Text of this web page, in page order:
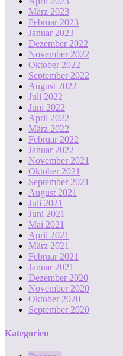
März 2023
Februar 2023
Januar 2023
Dezember 2022
November 2022
Oktober 2022
September 2022
August 2022
Juli 2022
Juni 2022
April 2022
März 2022
Februar 2022
Januar 2022
November 2021
Oktober 2021
September 2021
August 2021
Juli 2021
Juni 2021
Mai 2021
April 2021
März 2021
Februar 2021
Januar 2021
Dezember 2020
November 2020
Oktober 2020
September 2020
Kategorien